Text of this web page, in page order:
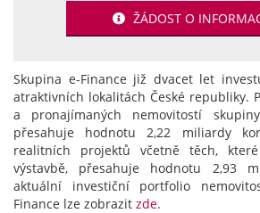
ŽÁDOST O
Skupina e-Finance již dvacet let
atraktivních lokalitách České republiky.
a pronajímaných nemovitostí
přesahuje hodnotu 2,22 miliardy
realitních projektů včetně těch,
výstavbě, přesahuje hodnotu 2,93
aktuální investiční portfolio
Finance lze zobrazit zde.